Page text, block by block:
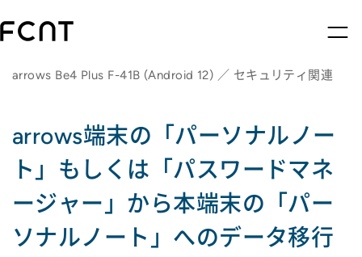
arrows Be4 Plus F-41B (Android 12) ／ セキュリティ関連
arrows端末の「パーソナルノー
ト」もしくは「パスワードマネ
ージャー」から本端末の「パー
ソナルノート」へのデータ移行